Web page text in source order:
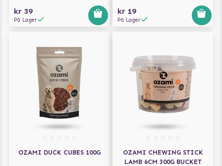
kr 39
På Lager
kr 19
På Lager
OZAMI DUCK CUBES 100G
OZAMI CHEWING STICK
LAMB 6CM 300G BUCKET